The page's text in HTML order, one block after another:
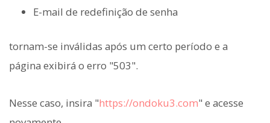
E-mail de redefinição de senha
tornam-se inválidas após um certo período e a
página exibirá o erro "503".
Nesse caso, insira "https://ondoku3.com" e acesse